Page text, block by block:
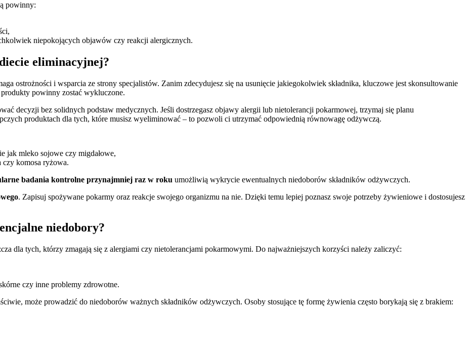
powinny:
niepokojących objawów czy reakcji alergicznych.
eliminacyjnej?
ostrożności i wsparcia ze strony specjalistów. Zanim zdecydujesz się na usunięcie jakiegokolwiek składnika, kluczowe jest skonsultowanie
powinny zostać wykluczone.
decyzji bez solidnych podstaw medycznych. Jeśli dostrzegasz objawy alergii lub nietolerancji pokarmowej, trzymaj się planu
produktach dla tych, które musisz wyeliminować – to pozwoli ci utrzymać odpowiednią równowagę odżywczą.
jak mleko sojowe czy migdałowe,
komosa ryżowa.
badania kontrolne przynajmniej raz w roku umożliwią wykrycie ewentualnych niedoborów składników odżywczych.
. Zapisuj spożywane pokarmy oraz reakcje swojego organizmu na nie. Dzięki temu lepiej poznasz swoje potrzeby żywieniowe i dostosujesz
niedobory?
dla tych, którzy zmagają się z alergiami czy nietolerancjami pokarmowymi. Do najważniejszych korzyści należy zaliczyć:
czy inne problemy zdrowotne.
może prowadzić do niedoborów ważnych składników odżywczych. Osoby stosujące tę formę żywienia często borykają się z brakiem: